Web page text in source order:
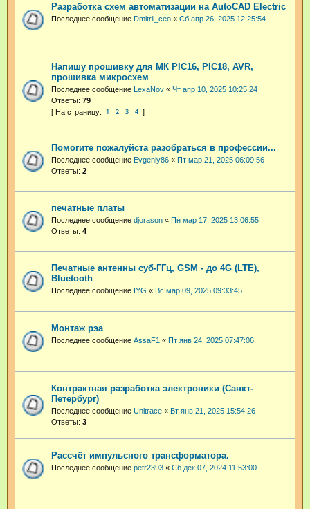
Разработка схем автоматизации на AutoCAD Electric
Последнее сообщение Dmitrii_ceo « Сб апр 26, 2025 12:25:54
Напишу прошивку для МК PIC16, PIC18, AVR,
прошивка микросхем
Последнее сообщение LexaNov « Чт апр 10, 2025 10:25:24
Ответы: 79
1 2 3 4
Помогите пожалуйста разобраться в профессии...
Последнее сообщение Evgeniy86 « Пт мар 21, 2025 06:09:56
Ответы: 2
печатные платы
Последнее сообщение djorason « Пн мар 17, 2025 13:06:55
Ответы: 4
Печатные антенны суб-ГГц, GSM - до 4G (LTE),
Bluetooth
Последнее сообщение IYG « Вс мар 09, 2025 09:33:45
Монтаж рэа
Последнее сообщение AssaF1 « Пт янв 24, 2025 07:47:06
Контрактная разработка электроники (Санкт-
Петербург)
Последнее сообщение Unitrace « Вт янв 21, 2025 15:54:26
Ответы: 3
Рассчёт импульсного трансформатора.
Последнее сообщение petr2393 « Сб дек 07, 2024 11:53:00